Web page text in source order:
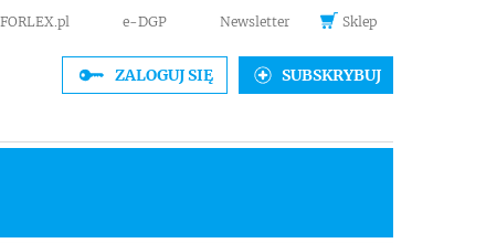
e-DGP Newsletter Sklep
ZALOGUJ SIĘ SUBSKRYBUJ